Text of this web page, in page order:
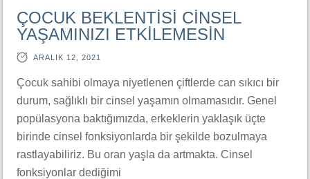
ÇOCUK BEKLENTİSİ CİNSEL
YAŞAMINIZI ETKİLEMESİN
ARALIK 12, 2021
Çocuk sahibi olmaya niyetlenen çiftlerde can sıkıcı bir
durum, sağlıklı bir cinsel yaşamın olmamasıdır. Genel
popülasyona baktığımızda, erkeklerin yaklaşık üçte
birinde cinsel fonksiyonlarda bir şekilde bozulmaya
rastlayabiliriz. Bu oran yaşla da artmakta. Cinsel
fonksiyonlar dediğimi